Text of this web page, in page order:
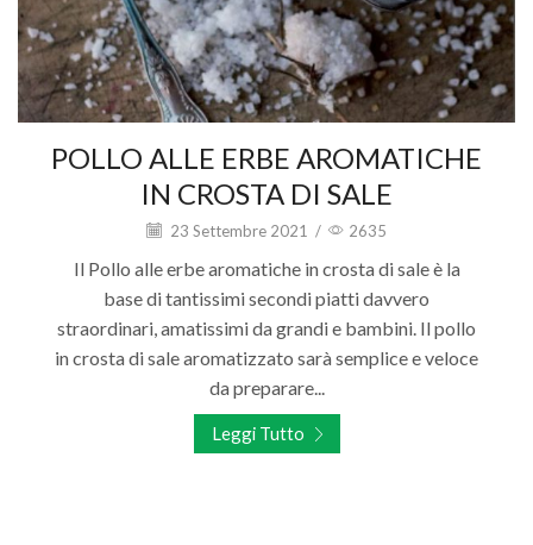
POLLO ALLE ERBE AROMATICHE
IN CROSTA DI SALE
23 Settembre 2021 / 2635
Il Pollo alle erbe aromatiche in crosta di sale è la
base di tantissimi secondi piatti davvero
straordinari, amatissimi da grandi e bambini. Il pollo
in crosta di sale aromatizzato sarà semplice e veloce
da preparare...
Leggi Tutto